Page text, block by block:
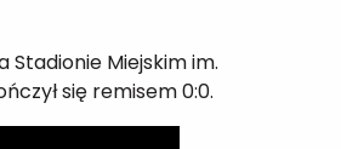
Stadionie Miejskim im.
się remisem 0:0.